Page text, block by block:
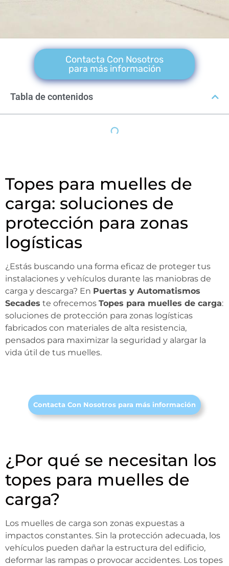
Contacta Con Nosotros
para más información
Tabla de contenidos
Topes para muelles de
carga: soluciones de
protección para zonas
logísticas
¿Estás buscando una forma eficaz de proteger tus
instalaciones y vehículos durante las maniobras de
carga y descarga? En Puertas y Automatismos
Secades te ofrecemos Topes para muelles de carga:
soluciones de protección para zonas logísticas
fabricados con materiales de alta resistencia,
pensados para maximizar la seguridad y alargar la
vida útil de tus muelles.
Contacta Con Nosotros para más información
¿Por qué se necesitan los
topes para muelles de
carga?
Los muelles de carga son zonas expuestas a
impactos constantes. Sin la protección adecuada, los
vehículos pueden dañar la estructura del edificio,
deformar las rampas o provocar accidentes. Los topes